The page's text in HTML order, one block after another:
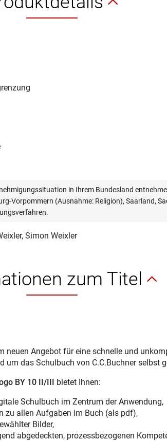
in Ihrem Bundesland
Vorpommern (Ausnahme: Religion), Saarland,
Simon Weixler
zum Titel
neuen Angebot für eine schnelle und
um das Schulbuch von C.C.Buchner selbst
BY 10 II/III bietet Ihnen:
Schulbuch im Zentrum der Anwendung,
zu allen Aufgaben im Buch (als pdf),
Bilder,
abgedeckten, prozessbezogenen